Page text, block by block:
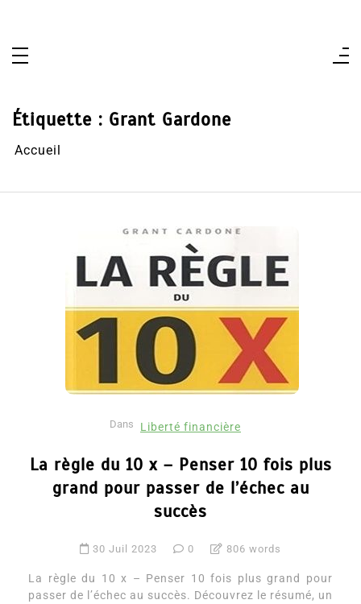
Étiquette : Grant Gardone
Accueil
Dans Liberté financière
La règle du 10 x – Penser 10 fois plus
grand pour passer de l’échec au
succès
30 Juil 2023 0 806 words
La règle du 10 x – Penser 10 fois plus grand pour
passer de l’échec au succès. Découvrez le résumé, un